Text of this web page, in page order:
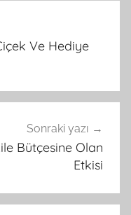
Ve Hediye
Sonraki yazı
Bütçesine Olan
Etkisi